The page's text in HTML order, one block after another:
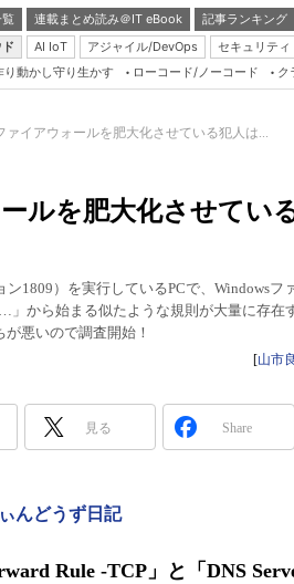
連載まとめ読み＠IT eBook 記事ランキング
AI IoT アジャイル/DevOps セキュリティ
り動かし守り生かす ローコード/ノーコード ク
ァイアウォールを肥大化させている犯人は...
ルを肥大化させてい
ン1809）を実行しているPCで、Windowsフ
」から始まる似たような規則が大量に存在
悪いので調査開始！
[山市良
見る Share
んどうず日記
Rule -TCP」と「DNS